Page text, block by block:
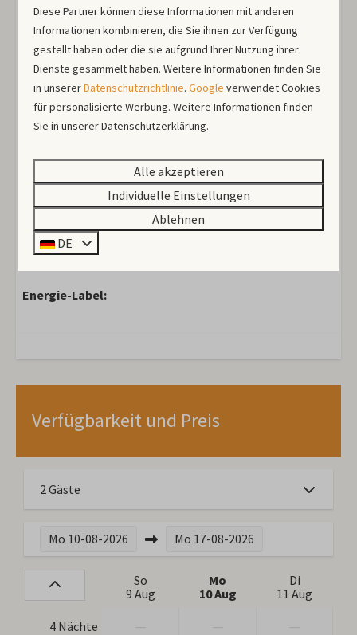
Geschirrspüler, Kombi-Ofen, Kühlschrank mit
Gefrierfach und eine Nespresso Kaffeemaschine. Das
Hauptschlafzimmer hat ein Doppelbett mit separaten
Boxspringmatratzen, während das zweite Schlafzimmer
zwei getrennte Boxspringbetten bietet.
Dein eigener Platz am Wasser
Die Hartholzterrasse am Kanal ist mit bequemen
Gartenmöbeln und einem Sonnenschirm eingerichtet.
Hier genießt du die Aussicht, während die Boote
vorbeigleiten. Im praktischen Abstellraum steht eine
Waschmaschine, sodass du auch bei längeren
Energie-Label:
Verfügbarkeit und Preis
2 Gäste
Mo 10-08-2026 Mo 17-08-2026
So
9 Aug
Mo
10 Aug
Di
11 Aug
4 Nächte
Diese Partner können diese Informationen mit anderen
Informationen kombinieren, die Sie ihnen zur Verfügung
gestellt haben oder die sie aufgrund Ihrer Nutzung ihrer
Dienste gesammelt haben. Weitere Informationen finden Sie
in unsererDatenschutzrichtlinie.Google verwendet Cookies
für personalisierte Werbung. Weitere Informationen finden
Sie in unserer Datenschutzerklärung.
Alle akzeptieren
Individuelle Einstellungen
Ablehnen
DE